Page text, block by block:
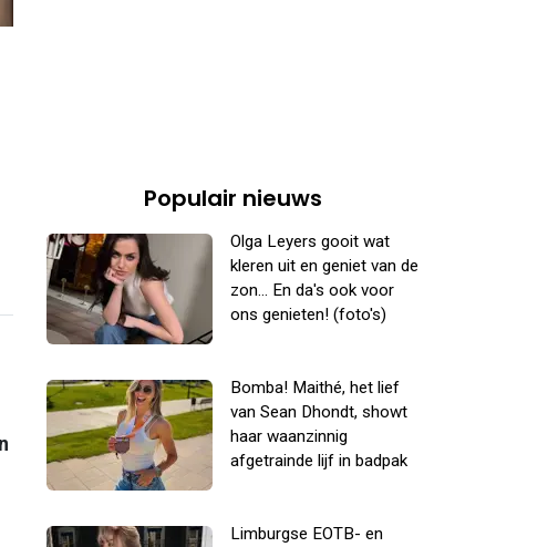
Populair nieuws
Olga Leyers gooit wat
kleren uit en geniet van de
zon... En da's ook voor
ons genieten! (foto's)
Bomba! Maithé, het lief
van Sean Dhondt, showt
haar waanzinnig
afgetrainde lijf in badpak
Limburgse EOTB- en